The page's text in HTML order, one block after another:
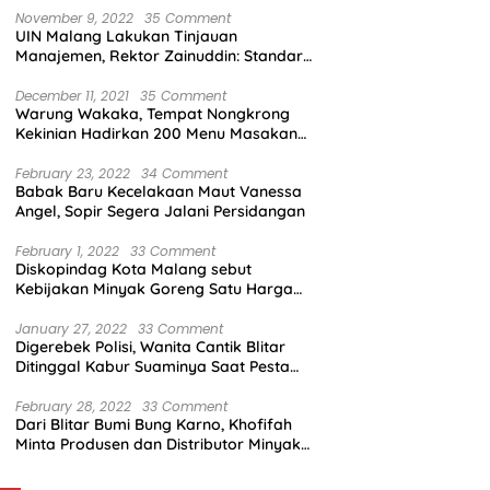
November 9, 2022 35 Comment
UIN Malang Lakukan Tinjauan
Manajemen, Rektor Zainuddin: Standar
December 11, 2021 35 Comment
Warung Wakaka, Tempat Nongkrong
Kekinian Hadirkan 200 Menu Masakan
February 23, 2022 34 Comment
Babak Baru Kecelakaan Maut Vanessa
Angel, Sopir Segera Jalani Persidangan
February 1, 2022 33 Comment
Diskopindag Kota Malang sebut
Kebijakan Minyak Goreng Satu Harga
January 27, 2022 33 Comment
Digerebek Polisi, Wanita Cantik Blitar
Ditinggal Kabur Suaminya Saat Pesta
February 28, 2022 33 Comment
Dari Blitar Bumi Bung Karno, Khofifah
Minta Produsen dan Distributor Minyak